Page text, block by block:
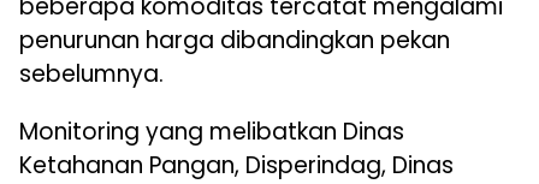
beberapa komoditas tercatat mengalami
penurunan harga dibandingkan pekan
sebelumnya.
Monitoring yang melibatkan Dinas
Ketahanan Pangan, Disperindag, Dinas